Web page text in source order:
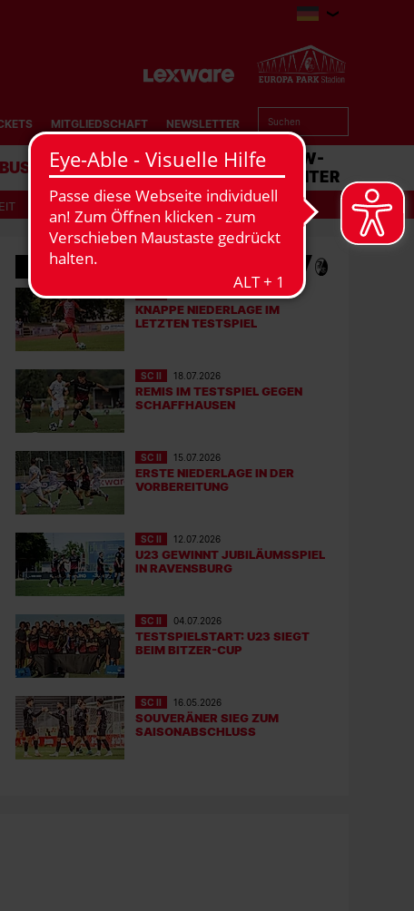
MITGLIEDSCHAFT NEWSLETTER
BUSINESS STADION MATCHCENTER
SC II 01.08.2026
KNAPPE NIEDERLAGE IM
LETZTEN TESTSPIEL
SC II 18.07.2026
REMIS IM TESTSPIEL GEGEN
SCHAFFHAUSEN
SC II 15.07.2026
ERSTE NIEDERLAGE IN DER
VORBEREITUNG
SC II 12.07.2026
U23 GEWINNT JUBILÄUMSSPIEL
IN RAVENSBURG
SC II 04.07.2026
TESTSPIELSTART: U23 SIEGT
BEIM BITZER-CUP
SC II 16.05.2026
SOUVERÄNER SIEG ZUM
SAISONABSCHLUSS